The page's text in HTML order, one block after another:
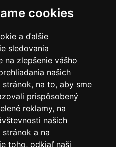
cookies
a ďalšie
sledovania
na zlepšenie vášho
našich
na to, aby sme
prispôsobený
reklamy, na
našich
a na
toho, odkiaľ naši
10:30 - 11:30 hod.
329/6,